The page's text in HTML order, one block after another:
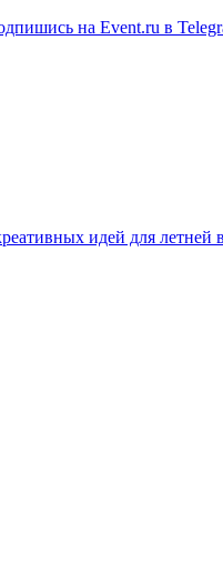
на Event.ru в
идей для летней